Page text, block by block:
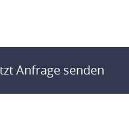
Anfrage senden